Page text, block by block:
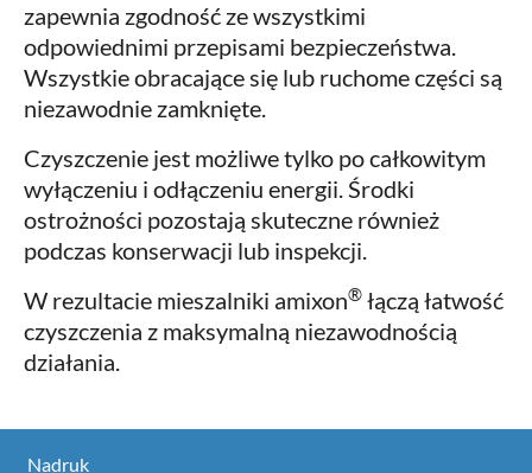
zapewnia zgodność ze wszystkimi
odpowiednimi przepisami bezpieczeństwa.
Wszystkie obracające się lub ruchome części są
niezawodnie zamknięte.
Czyszczenie jest możliwe tylko po całkowitym
wyłączeniu i odłączeniu energii. Środki
ostrożności pozostają skuteczne również
podczas konserwacji lub inspekcji.
W rezultacie mieszalniki amixon® łączą łatwość
czyszczenia z maksymalną niezawodnością
działania.
Nadruk